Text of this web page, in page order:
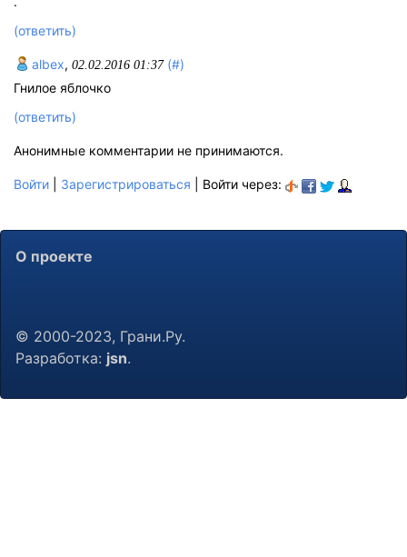
(ответить)
albex, 02.02.2016 01:37 (#)
Гнилое яблочко
(ответить)
Анонимные комментарии не принимаются.
Войти Зарегистрироваться | Войти через:
О проекте
© 2000-2023, Грани.Ру.
Разработка: jsn.